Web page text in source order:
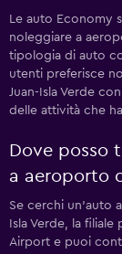
Le auto Economy
noleggiare a
tipologia di auto
utenti preferisce
Juan-Isla Verde
delle attività che
Dove posso
a aeroporto
Se cerchi un'auto
Isla Verde, la
Airport e puoi